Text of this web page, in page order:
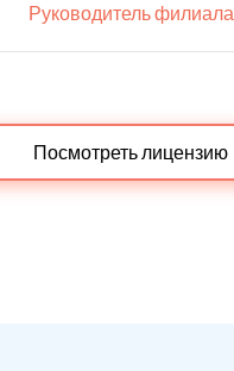
Руководитель филиала
Посмотреть лицензию